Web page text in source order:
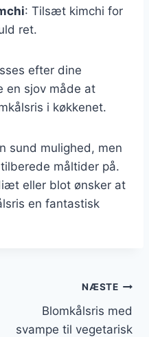
: Tilsæt kimchi for
ret.
efter dine
en sjov måde at
i køkkenet.
sund mulighed, men
måltider på.
eller blot ønsker at
en fantastisk
NÆSTE
Blomkålsris med
svampe til vegetarisk